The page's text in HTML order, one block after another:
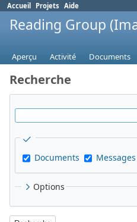
Accueil Projets Aide
Reading Group
Aperçu Activité Documents
Recherche
Documents Messages
Options